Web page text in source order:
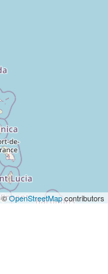
©OpenStreetMapcontributors